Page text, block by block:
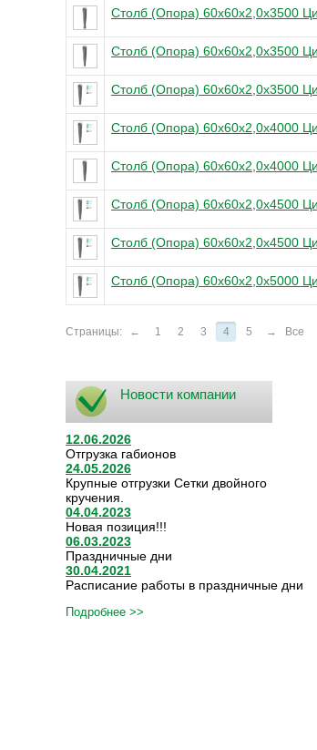
Столб (Опора) 60х60х2,0x3500
Столб (Опора) 60х60х2,0x3500
Столб (Опора) 60х60х2,0x3500
Столб (Опора) 60х60х2,0x4000
Столб (Опора) 60х60х2,0x4000
Столб (Опора) 60х60х2,0x4500
Столб (Опора) 60х60х2,0x4500
Столб (Опора) 60х60х2,0x5000
Страницы: ← 1 2 3 4 5 → Все
Новости компании
12.06.2026
Отгрузка габионов
24.05.2026
Крупные отгрузки Сетки двойного
кручения.
04.04.2023
Новая позиция!!!
06.03.2023
Праздничные дни
30.04.2021
Расписание работы в праздничные дни
Подробнее >>